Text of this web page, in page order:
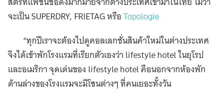
จะเป็น SUPERDRY, FRIETAG หรือTopologie
“ทุกปีเราจะต้องไปดูคอลเลกชั่นสินค้าใหม่ในต่างประเทศ
จึงได้เข้าพักโรงแรมที่เรียกตัวเองว่า lifestyle hotel ในยุโรป
และอเมริกา จุดเด่นของ lifestyle hotel คือนอกจากห้องพัก
ด้านล่างของโรงแรมจะมีโซนต่างๆ ที่คนเยอะทั้งวัน